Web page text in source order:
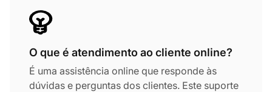
O que é atendimento ao cliente online?
É uma assistência online que responde às
dúvidas e perguntas dos clientes. Este suporte